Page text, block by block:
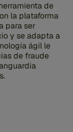
de
la plataforma
para ser
y se adapta a
ágil le
de fraude